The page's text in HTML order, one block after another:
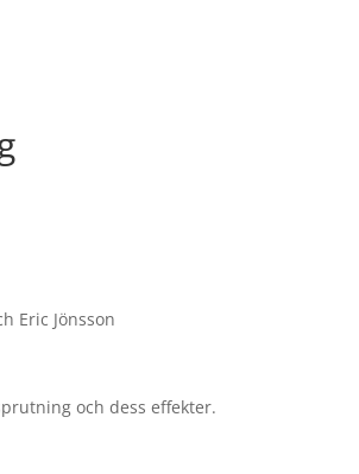
Eric Jönsson
och dess effekter.